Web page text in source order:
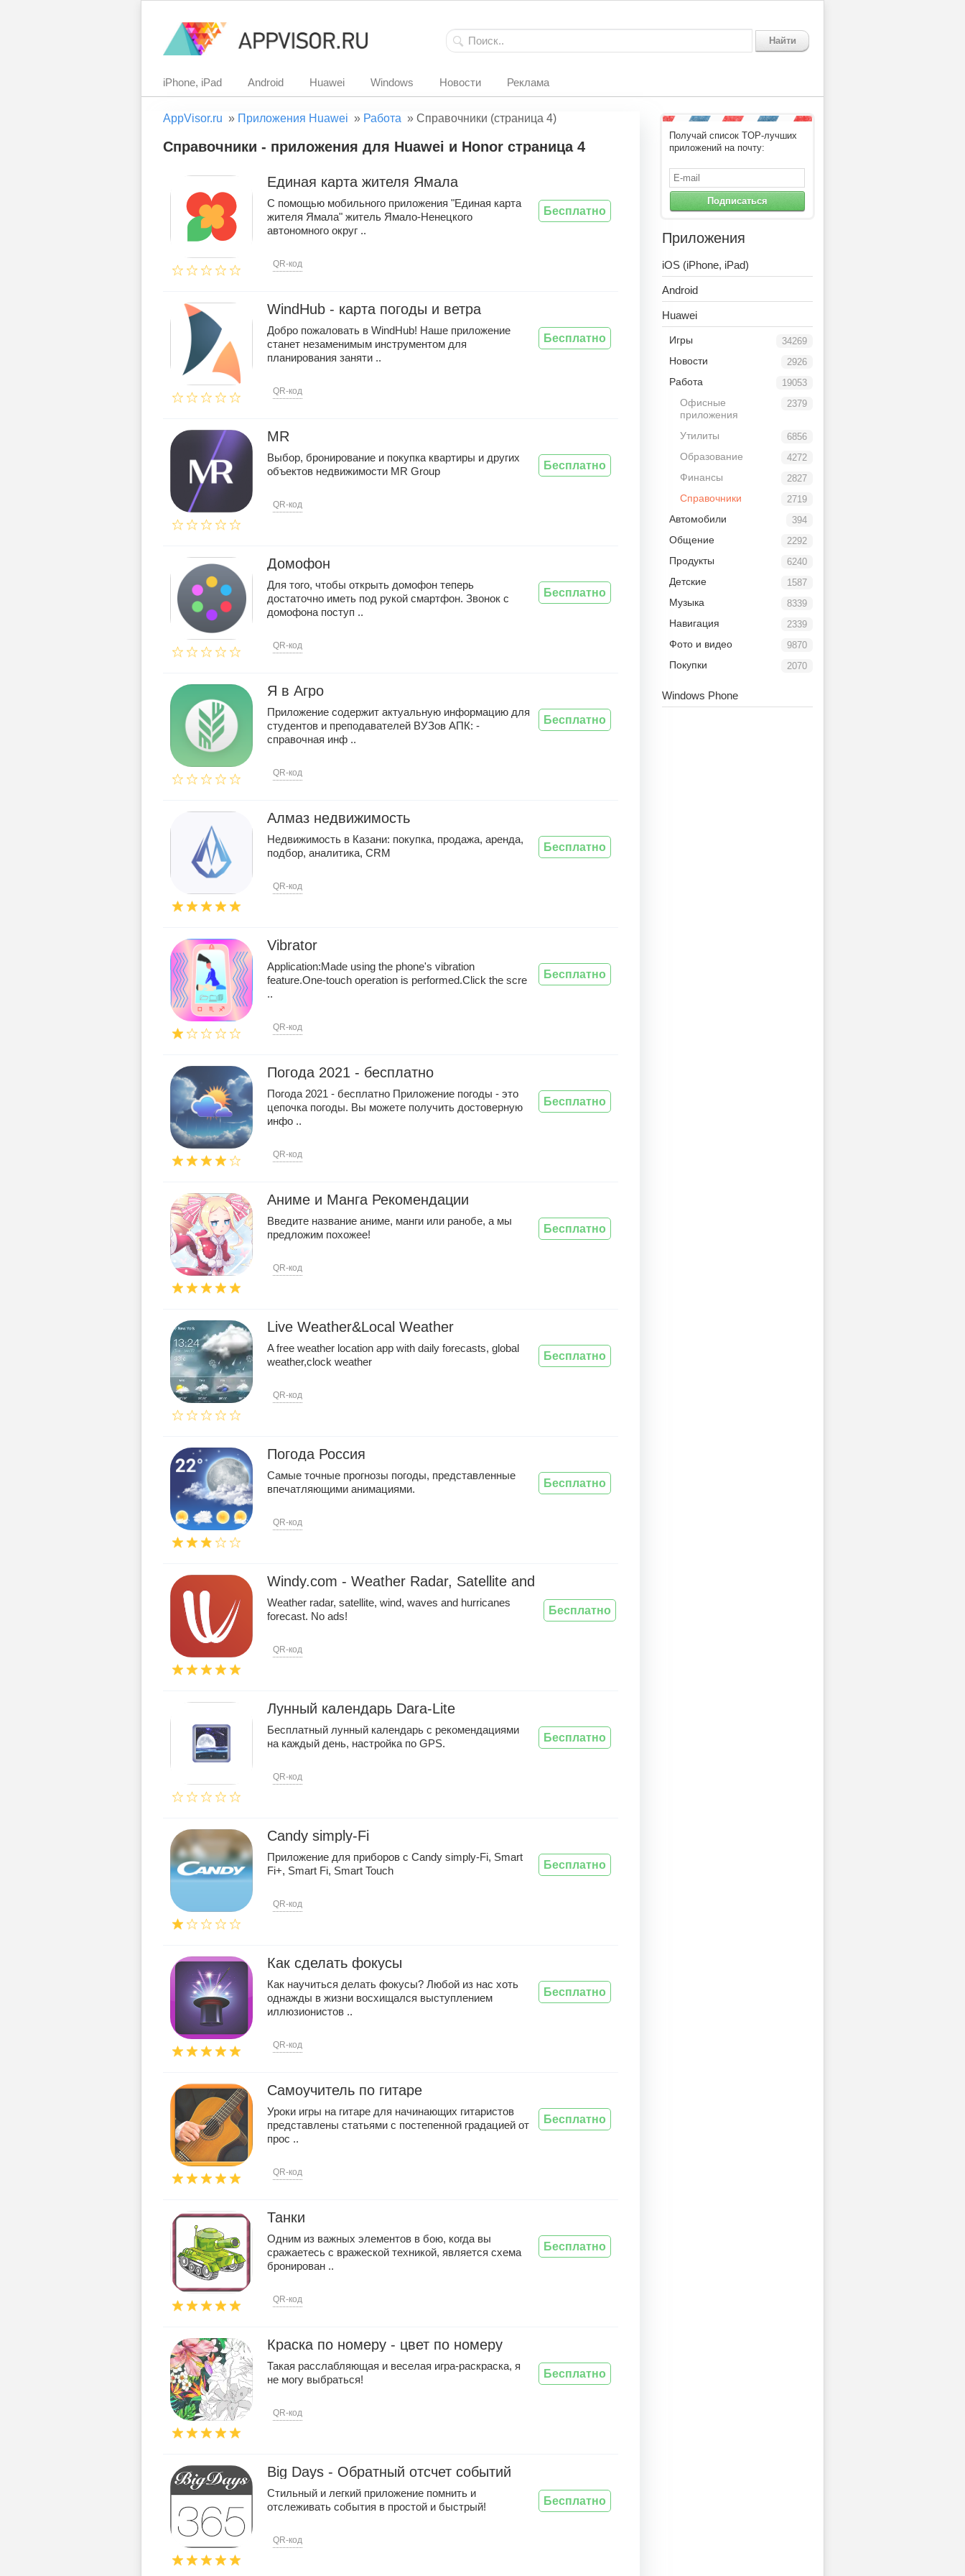
Найти
iPhone, iPad Android Huawei Windows Новости Реклама
AppVisor.ru » Приложения Huawei » Работа » Справочники (страница 4)
Справочники - приложения для Huawei и Honor страница 4
Единая карта жителя Ямала
С помощью мобильного приложения "Единая карта
жителя Ямала" житель Ямало-Ненецкого
автономного округ ..
QR-код
Бесплатно
WindHub - карта погоды и ветра
Добро пожаловать в WindHub! Наше приложение
станет незаменимым инструментом для
планирования заняти ..
QR-код
Бесплатно
MR
Выбор, бронирование и покупка квартиры и других
объектов недвижимости MR Group
QR-код
Бесплатно
Домофон
Для того, чтобы открыть домофон теперь
достаточно иметь под рукой смартфон. Звонок с
домофона поступ ..
QR-код
Бесплатно
Я в Агро
Приложение содержит актуальную информацию для
студентов и преподавателей ВУЗов АПК: -
справочная инф ..
QR-код
Бесплатно
Алмаз недвижимость
Недвижимость в Казани: покупка, продажа, аренда,
подбор, аналитика, CRM
QR-код
Бесплатно
Vibrator
Application:Made using the phone's vibration
feature.One-touch operation is performed.Click the scre
..
QR-код
Бесплатно
Погода 2021 - бесплатно
Погода 2021 - бесплатно Приложение погоды - это
цепочка погоды. Вы можете получить достоверную
инфо ..
QR-код
Бесплатно
Аниме и Манга Рекомендации
Введите название аниме, манги или ранобе, а мы
предложим похожее!
QR-код
Бесплатно
Live Weather&Local Weather
A free weather location app with daily forecasts, global
weather,clock weather
QR-код
Бесплатно
Погода Россия
Самые точные прогнозы погоды, представленные
впечатляющими анимациями.
QR-код
Бесплатно
Windy.com - Weather Radar, Satellite and Forecast
Weather radar, satellite, wind, waves and hurricanes
forecast. No ads!
QR-код
Бесплатно
Лунный календарь Dara-Lite
Бесплатный лунный календарь с рекомендациями
на каждый день, настройка по GPS.
QR-код
Бесплатно
Candy simply-Fi
Приложение для приборов с Candy simply-Fi, Smart
Fi+, Smart Fi, Smart Touch
QR-код
Бесплатно
Как сделать фокусы
Как научиться делать фокусы? Любой из нас хоть
однажды в жизни восхищался выступлением
иллюзионистов ..
QR-код
Бесплатно
Самоучитель по гитаре
Уроки игры на гитаре для начинающих гитаристов
представлены статьями с постепенной градацией от
прос ..
QR-код
Бесплатно
Танки
Одним из важных элементов в бою, когда вы
сражаетесь с вражеской техникой, является схема
бронирован ..
QR-код
Бесплатно
Краска по номеру - цвет по номеру
Такая расслабляющая и веселая игра-раскраска, я
не могу выбраться!
QR-код
Бесплатно
Big Days - Обратный отсчет событий
Стильный и легкий приложение помнить и
отслеживать события в простой и быстрый!
QR-код
Бесплатно
Получай список TOP-лучших
приложений на почту:
Подписаться
Приложения
iOS (iPhone, iPad)
Android
Huawei
34269
Игры
2926
Новости
19053
Работа
2379
Офисные
приложения
6856
Утилиты
4272
Образование
2827
Финансы
2719
Справочники
394
Автомобили
2292
Общение
6240
Продукты
1587
Детские
8339
Музыка
2339
Навигация
9870
Фото и видео
2070
Покупки
Windows Phone